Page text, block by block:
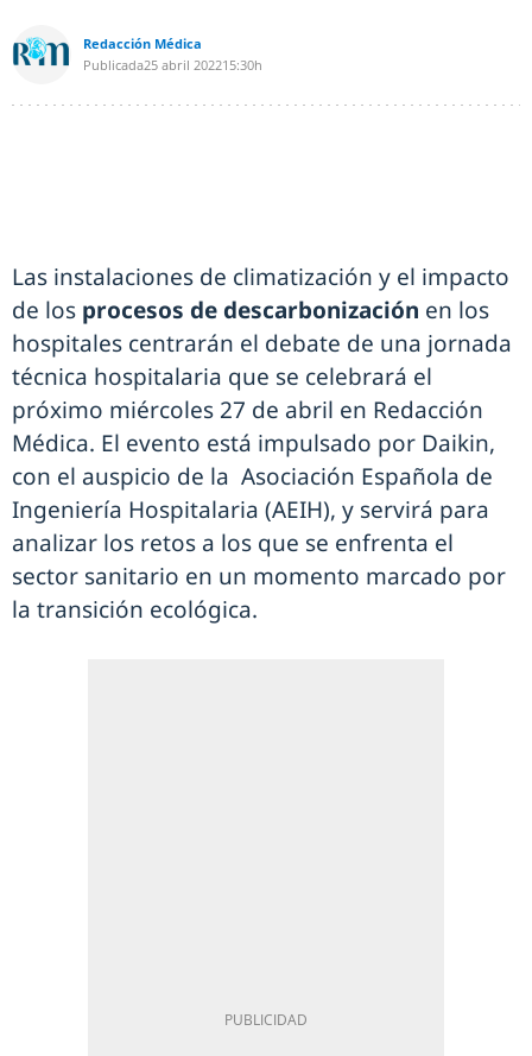
Redacción Médica
Publicada25 abril 202215:30h
Las instalaciones de climatización y el impacto
de los procesos de descarbonización en los
hospitales centrarán el debate de una jornada
técnica hospitalaria que se celebrará el
próximo miércoles 27 de abril en Redacción
Médica. El evento está impulsado por Daikin,
con el auspicio de la Asociación Española de
Ingeniería Hospitalaria (AEIH), y servirá para
analizar los retos a los que se enfrenta el
sector sanitario en un momento marcado por
la transición ecológica.